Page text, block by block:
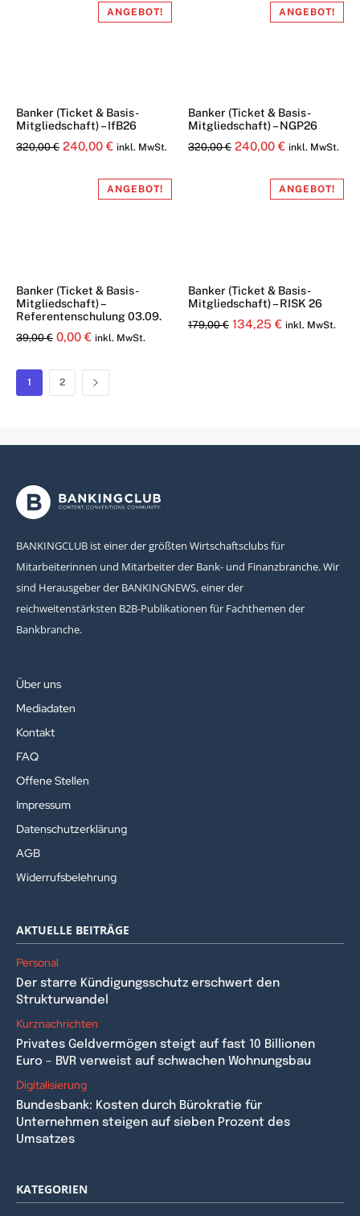
ist:
320,00 €240,00 €.
ANGEBOT!
Banker (Ticket & Basis-
Mitgliedschaft) – IfB26
320,00€ Ursprünglicher
240,00 €Aktueller
ist:
inkl. MwSt.
ANGEBOT!
Banker (Ticket & Basis-
Mitgliedschaft) – NGP26
320,00€ Ursprünglicher
240,00 €Aktueller
ist:
inkl. MwSt.
ANGEBOT!
Banker (Ticket & Basis-
Mitgliedschaft) –
Referentenschulung 03.09.
39,00€ Ursprünglicher
war:
39,00 €
0,00 €Aktueller
ist:
0,00 €.
inkl. MwSt.
ANGEBOT!
Banker (Ticket & Basis-
Mitgliedschaft) – RISK 26
179,00€ Ursprünglicher
134,25 €Aktueller
inkl. MwSt.
1 2
BANKINGCLUB ist einer der größten Wirtschaftsclubs für
Mitarbeiterinnen und Mitarbeiter der Bank- und Finanzbranche. Wir
sind Herausgeber der BANKINGNEWS, einer der
reichweitenstärksten B2B-Publikationen für Fachthemen der
Bankbranche.
Über uns
Mediadaten
Kontakt
FAQ
Offene Stellen
Impressum
Datenschutzerklärung
AGB
Widerrufsbelehrung
AKTUELLE BEITRÄGE
Personal
Der starre Kündigungsschutz erschwert den
Strukturwandel
Kurznachrichten
Privates Geldvermögen steigt auf fast 10 Billionen
Euro – BVR verweist auf schwachen Wohnungsbau
Digitalisierung
Bundesbank: Kosten durch Bürokratie für
Unternehmen steigen auf sieben Prozent des
Umsatzes
KATEGORIEN